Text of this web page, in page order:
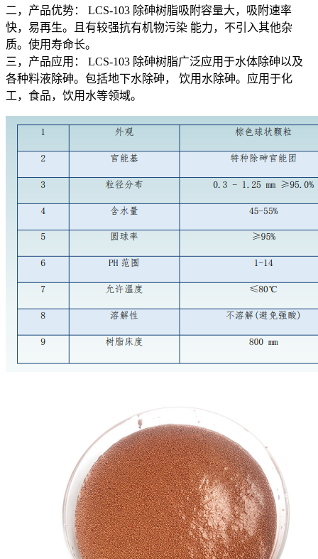
二，产品优势： LCS-103 除砷树脂吸附容量大，吸附速率
快，易再生。且有较强抗有机物污染 能力，不引入其他杂
质。使用寿命长。
三，产品应用： LCS-103 除砷树脂广泛应用于水体除砷以及
各种料液除砷。包括地下水除砷， 饮用水除砷。应用于化
工，食品，饮用水等领域。